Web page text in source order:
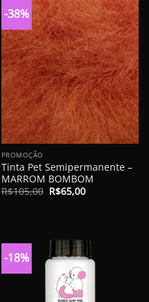
-38%
PROMOÇÃO
Tinta Pet Semipermanente –
MARROM BOMBOM
R$105,00 O
preço
R$65,00O
-18%